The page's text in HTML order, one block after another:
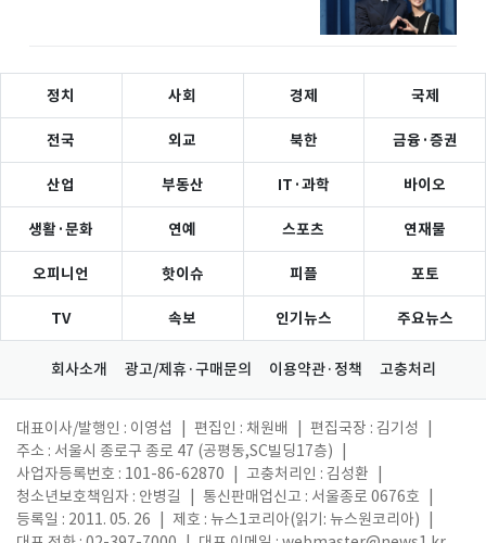
정치 사회 경제 국제
전국 외교 북한 금융·증권
산업 부동산 IT·과학 바이오
생활·문화 연예 스포츠 연재물
오피니언 핫이슈 피플 포토
TV 속보 인기뉴스 주요뉴스
회사소개 광고/제휴·구매문의 이용약관·정책 고충처리
대표이사/발행인 : 이영섭 편집인 : 채원배 편집국장 : 김기성
주소 : 서울시 종로구 종로 47 (공평동,SC빌딩17층)
사업자등록번호 : 101-86-62870
고충처리인 : 김성환
청소년보호책임자 : 안병길
통신판매업신고 : 서울종로 0676호
등록일 : 2011. 05. 26
제호 : 뉴스1코리아(읽기: 뉴스원코리아)